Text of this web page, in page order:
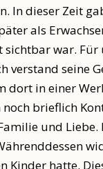
In dieser Zeit
als
war. Für
verstand seine
dort in einer
brieflich
und
Kinder hatte.